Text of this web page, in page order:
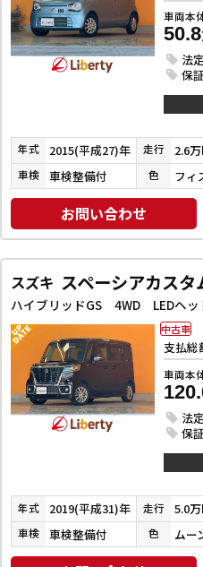
車両本
50.8
法
保
年式 2015(平成27)年 走行 2.6
車検 車検整備付 色
お問い合わせ
スズキ スペーシアカスタ
支払総
車両本
法
保
中古車
年式 2019(平成31)年 走行 5.0
車検 車検整備付 色